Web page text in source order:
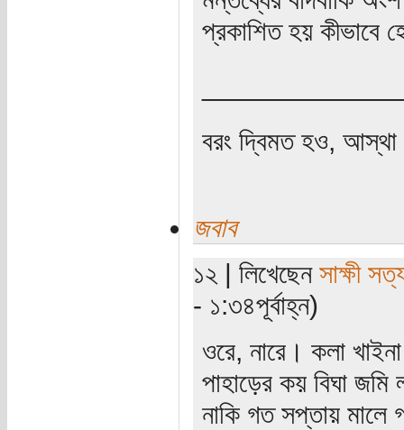
প্রকাশিত হয় কীভাবে
বরং দ্বিমত হও, আস্থা
জবাব
১২ | লিখেছেন সাক্ষী
- ১:৩৪পূর্বাহ্ন)
ওরে, নারে। কলা
পাহাড়ের কয় বিঘা
নাকি গত সপ্তায় মালে